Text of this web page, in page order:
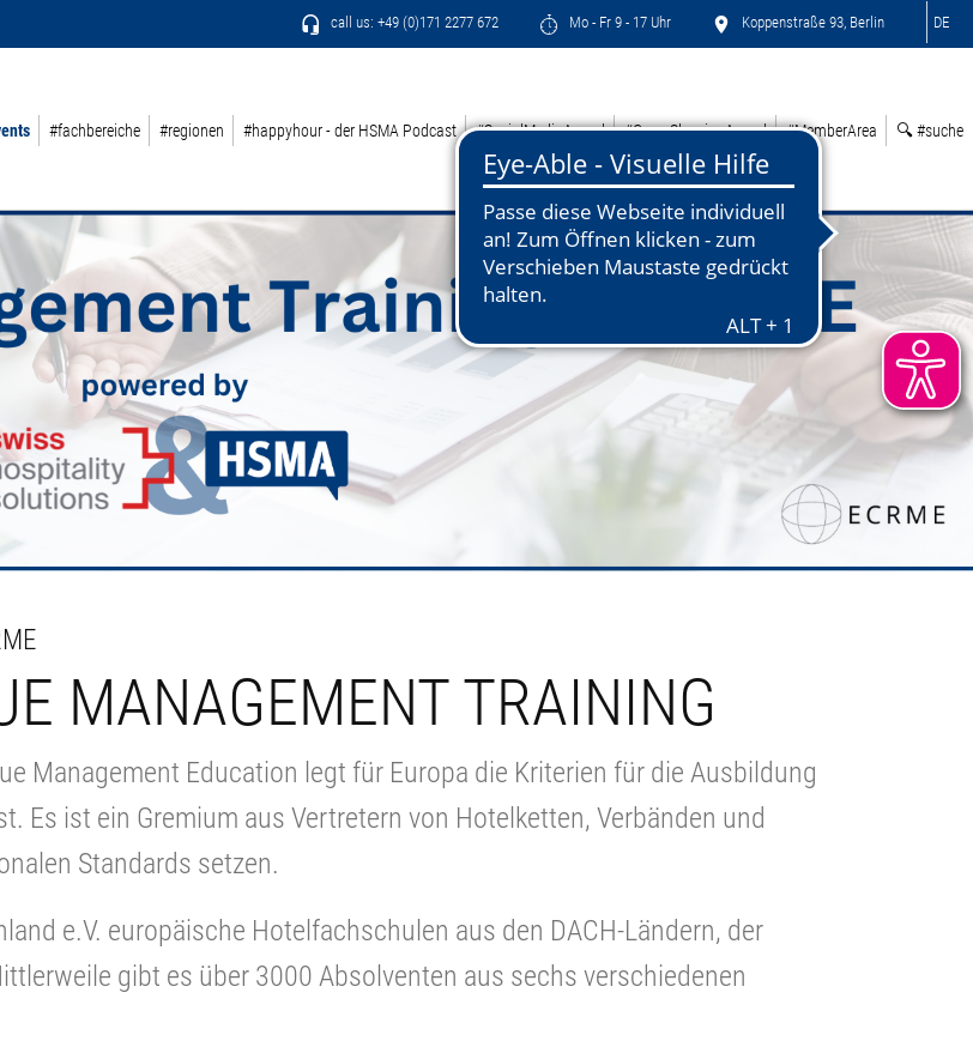
call us: +49 (0)171 2277 672 Mo - Fr 9 - 17 Uhr Koppenstraße 93, Berlin DE
#fachbereiche #regionen #happyhour - der HSMA Podcast #SocialMediaAward #GreenSleepingAward #MemberArea 🔍 #suche
MANAGEMENT TRAINING
Management Education legt für Europa die Kriterien für die Ausbildung
Es ist ein Gremium aus Vertretern von Hotelketten, Verbänden und
Standards setzen.
e.V. europäische Hotelfachschulen aus den DACH-Ländern, der
gibt es über 3000 Absolventen aus sechs verschiedenen